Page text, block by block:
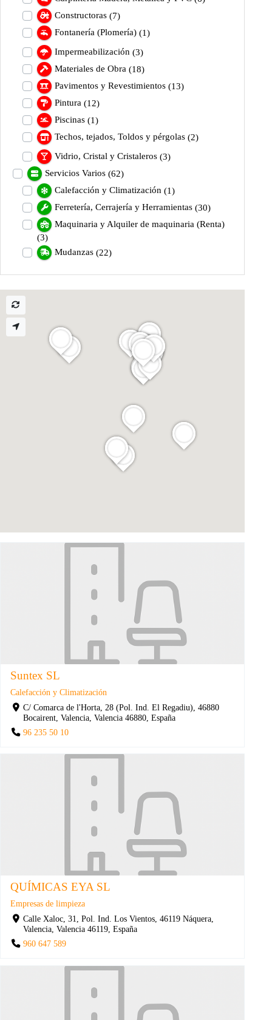
Constructoras (7)
Fontanería (Plomería) (1)
Impermeabilización (3)
Materiales de Obra (18)
Pavimentos y Revestimientos (13)
Pintura (12)
Piscinas (1)
Techos, tejados, Toldos y pérgolas (2)
Vidrio, Cristal y Cristaleros (3)
Servicios Varios (62)
Calefacción y Climatización (1)
Ferretería, Cerrajería y Herramientas (30)
Maquinaria y Alquiler de maquinaria (Renta)
(3)
Mudanzas (22)
Suntex SL
Calefacción y Climatización
C/ Comarca de l'Horta, 28 (Pol. Ind. El Regadiu), 46880
Bocairent, Valencia, Valencia 46880, España
96 235 50 10
QUÍMICAS EYA SL
Empresas de limpieza
Calle Xaloc, 31, Pol. Ind. Los Vientos, 46119 Náquera,
Valencia, Valencia 46119, España
960 647 589